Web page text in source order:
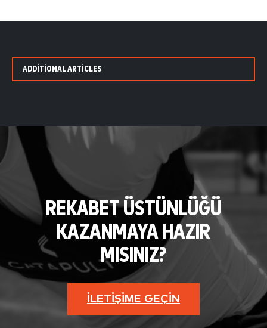
ADDITIONAL ARTICLES
REKABET ÜSTÜNLÜĞÜ
KAZANMAYA HAZIR
MISINIZ?
İLETIŞIME GEÇIN